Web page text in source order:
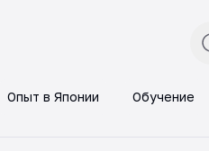
Опыт в Японии Обучение